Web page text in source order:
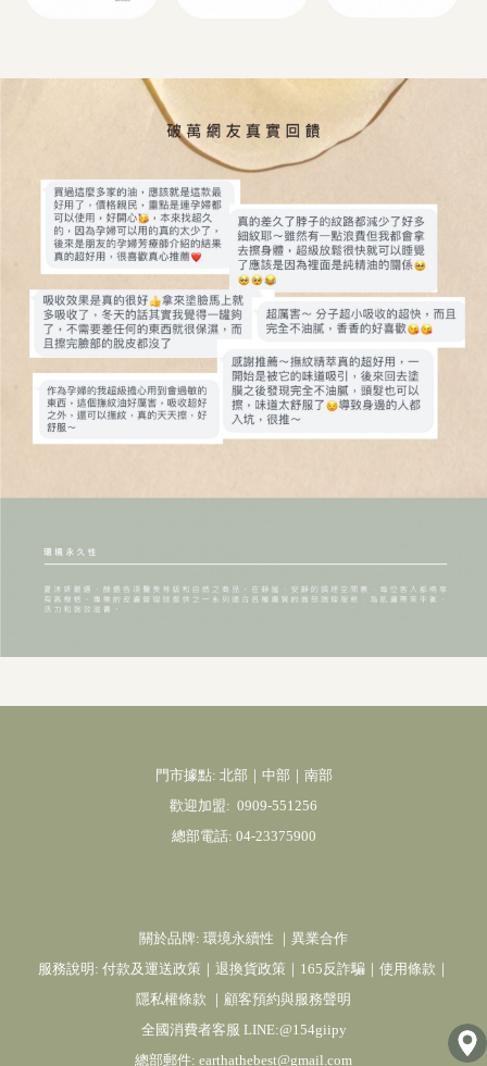
門市據點: 北部｜中部｜南部
歡迎加盟: 0909-551256
總部電話: 04-23375900
關於品牌: 環境永續性
異業合作
服務說明: 付款及運送政策 退換貨政策 165反詐騙｜ 使用條款
隱私權條款
顧客預約與服務聲明
全國消費者客服 LINE:@154giipy
總部郵件: earthathebest@gmail.com